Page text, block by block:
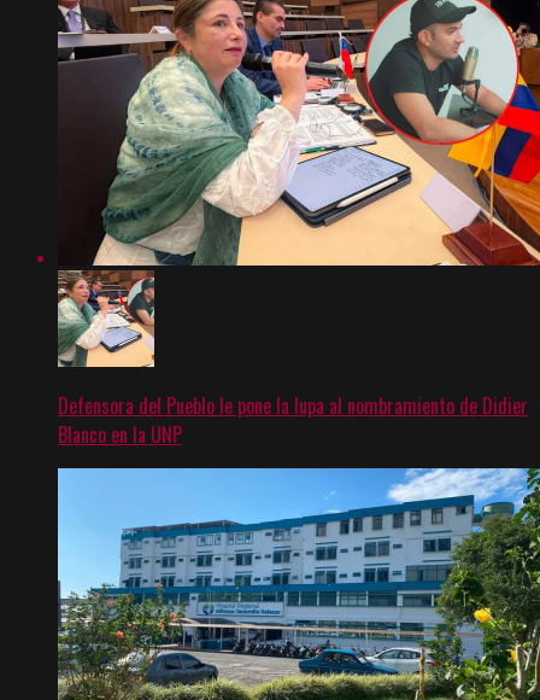
Defensora del Pueblo le pone la lupa al nombramiento de Didier
Blanco en la UNP